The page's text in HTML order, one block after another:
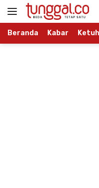
Langsung
Beranda Kabar